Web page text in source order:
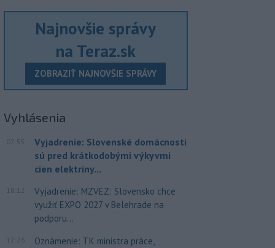
Najnovšie správy
na Teraz.sk
ZOBRAZIŤ NAJNOVŠIE SPRÁVY
Vyhlásenia
07:55
Vyjadrenie: Slovenské domácnosti
sú pred krátkodobými výkyvmi
cien elektriny...
18:12
Vyjadrenie: MZVEZ: Slovensko chce
využiť EXPO 2027 v Belehrade na
podporu...
12:26
Oznámenie: TK ministra práce,